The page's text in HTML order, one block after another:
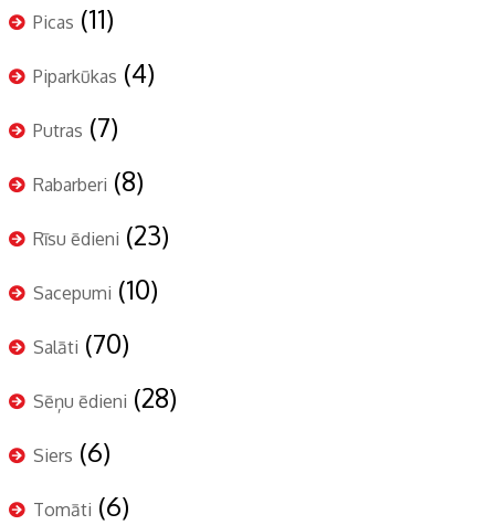
Picas (11)
Piparkūkas (4)
Putras (7)
Rabarberi (8)
Rīsu ēdieni (23)
Sacepumi (10)
Salāti (70)
Sēņu ēdieni (28)
Siers (6)
Tomāti (6)